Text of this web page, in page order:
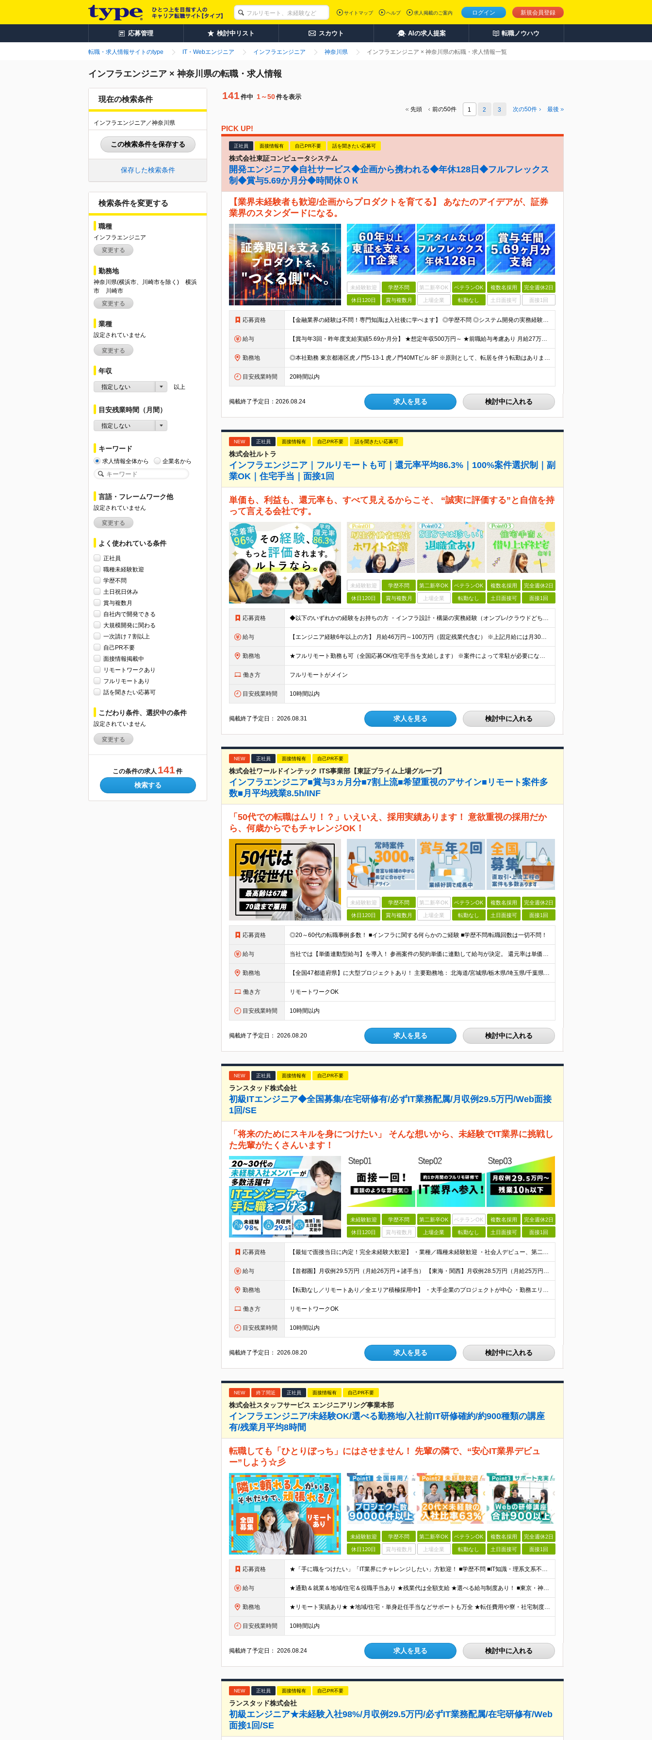
ログイン 新規会員登録
サイトマップ ヘルプ 求人掲載のご案内
応募管理 検討中リスト スカウト AIの求人提案 転職ノウハウ
転職・求人情報サイトのtype IT・Webエンジニア インフラエンジニア 神奈川県 インフラエンジニア × 神奈川県の転職・求人情報一覧
インフラエンジニア × 神奈川県の転職・求人情報
現在の検索条件
インフラエンジニア／神奈川県
この検索条件を保存する
保存した検索条件
検索条件を変更する
職種
インフラエンジニア
変更する
勤務地
神奈川県(横浜市、川崎市を除く)
横浜
市
川崎市
変更する
業種
設定されていません
変更する
年収
指定しない 以上
目安残業時間（月間）
指定しない
キーワード
求人情報全体から 企業名から
言語・フレームワーク他
設定されていません
変更する
よく使われている条件
正社員
職種未経験歓迎
学歴不問
土日祝日休み
賞与複数月
自社内で開発できる
大規模開発に関わる
一次請け７割以上
自己PR不要
面接情報掲載中
リモートワークあり
フルリモートあり
話を聞きたい応募可
こだわり条件、選択中の条件
設定されていません
変更する
この条件の求人 141 件
検索する
141 件中 1～50件を表示
先頭 前の50件 1 2 3 次の50件 最後
PICK UP!
正社員 面接情報有 自己PR不要 話を聞きたい応募可
株式会社東証コンピュータシステム
開発エンジニア◆自社サービス◆企画から携われる◆年休128日◆フルフレックス
制◆賞与5.69か月分◆時間休ＯＫ
【業界未経験者も歓迎/企画からプロダクトを育てる】 あなたのアイデアが、証券
業界のスタンダードになる。
未経験歓迎 学歴不問 第二新卒OK ベテランOK 複数名採用 完全週休2日
休日120日 賞与複数月 上場企業 転勤なし 土日面接可 面接1回
応募資格 【金融業界の経験は不問！専門知識は入社後に学べます】 ◎学歴不問 ◎システム開発の実務経験をお持ちの方 └3年以上・Java、C#いずれかの使用経験をお持ちの方を想定しております 【以下のような方は
給与 【賞与年3回・昨年度支給実績5.69か月分】 ★想定年収500万円～ ★前職給与考慮あり 月給27万円～59万円 +残業代全額支給(1分単位、監督職以下) +人事評価による賞与年2回（4月/10月）
勤務地 ◎本社勤務 東京都港区虎ノ門5-13-1 虎ノ門40MTビル 8F ※原則として、転居を伴う転勤はありません ※(変更の範囲)上記を除く当社関連勤務地
目安残業時間 20時間以内
掲載終了予定日：2026.08.24 求人を見る 検討中に入れる
NEW 正社員 面接情報有 自己PR不要 話を聞きたい応募可
株式会社ルトラ
インフラエンジニア｜フルリモートも可｜還元率平均86.3%｜100%案件選択制｜副
業OK｜住宅手当｜面接1回
単価も、利益も、還元率も、すべて見えるからこそ、 “誠実に評価する”と自信を持
って言える会社です。
未経験歓迎 学歴不問 第二新卒OK ベテランOK 複数名採用 完全週休2日
休日120日 賞与複数月 上場企業 転勤なし 土日面接可 面接1回
応募資格 ◆以下のいずれかの経験をお持ちの方 ・インフラ設計・構築の実務経験（オンプレ/クラウドどちらもOK） ・クラウド環境下での運用保守に関する実務経験 ◆学歴不問 ＜こんな方は特に歓迎します＞ ◎これま
給与 【エンジニア経験6年以上の方】 月給46万円～100万円（固定残業代含む） ※上記月給には月30時間分の固定残業代（月8万7,400円～月19万円）を含む。超過分は全額支給。 【エンジニア経験4年以
勤務地 ★フルリモート勤務も可（全国応募OK/住宅手当を支給します） ※案件によって常駐が必要になる場合があります。 ※希望がない限り、転勤はありません ※U・Iターン歓迎 ★ルトラの社員は全国各地で活躍中
働き方 フルリモートがメイン
目安残業時間 10時間以内
掲載終了予定日：2026.08.31 求人を見る 検討中に入れる
NEW 正社員 面接情報有 自己PR不要
株式会社ワールドインテック ITS事業部【東証プライム上場グループ】
インフラエンジニア■賞与3ヵ月分■7割上流■希望重視のアサイン■リモート案件多
数■月平均残業8.5h/INF
「50代での転職はムリ！？」いえいえ、採用実績あります！ 意欲重視の採用だか
ら、何歳からでもチャレンジOK！
未経験歓迎 学歴不問 第二新卒OK ベテランOK 複数名採用 完全週休2日
休日120日 賞与複数月 上場企業 転勤なし 土日面接可 面接1回
応募資格 ◎20～60代の転職事例多数！ ■インフラに関する何らかのご経験 ■学歴不問/転職回数は一切不問！
給与 当社では【単価連動型給与】を導入！ 参画案件の契約単価に連動して給与が決定。 還元率は単価の【70％～80％】と東証プライム上場グループとして高水準です！（社会保険料・教育コスト含む） ■関東：月給
勤務地 【全国47都道府県】に大型プロジェクトあり！ 主要勤務地： 北海道/宮城県/栃木県/埼玉県/千葉県/東京都/神奈川県/愛知県/大阪府/京都府/兵庫県/広島県/福岡県/熊本県 ※勤務エリアは、あなたの
働き方 リモートワークOK
目安残業時間 10時間以内
掲載終了予定日：2026.08.20 求人を見る 検討中に入れる
NEW 正社員 面接情報有 自己PR不要
ランスタッド株式会社
初級ITエンジニア◆全国募集/在宅研修有/必ずIT業務配属/月収例29.5万円/Web面接
1回/SE
「将来のためにスキルを身につけたい」 そんな想いから、未経験でIT業界に挑戦し
た先輩がたくさんいます！
未経験歓迎 学歴不問 第二新卒OK ベテランOK 複数名採用 完全週休2日
休日120日 賞与複数月 上場企業 転勤なし 土日面接可 面接1回
応募資格 【最短で面接当日に内定！完全未経験大歓迎】 ・業種／職種未経験歓迎 ・社会人デビュー、第二新卒、既卒者大歓迎 ・学歴不問（文系、理系不問） ・20代～30代、男女問わず活躍中 ・服装、髪色自由 ・明確
給与 【首都圏】月収例29.5万円（月給26万円＋諸手当） 【東海・関西】月収例28.5万円（月給25万円＋諸手当） 【九州】月収例26万円（月給23万円＋諸手当） ※経験・スキル・前職給与を踏まえ、総合
勤務地 【転勤なし／リモートあり／全エリア積極採用中】 ・大手企業のプロジェクトが中心 ・勤務エリアは希望を考慮し決定 ・研修はリモートメインで実施します ・U&Iターンの方も大歓迎◎ ＜主なエリア＞ ■首
働き方 リモートワークOK
目安残業時間 10時間以内
掲載終了予定日：2026.08.20 求人を見る 検討中に入れる
NEW 終了間近 正社員 面接情報有 自己PR不要
株式会社スタッフサービス エンジニアリング事業本部
インフラエンジニア/未経験OK/選べる勤務地/入社前IT研修確約/約900種類の講座
有/残業月平均8時間
転職しても「ひとりぼっち」にはさせません！ 先輩の隣で、“安心IT業界デビュ
ー”しよう☆彡
未経験歓迎 学歴不問 第二新卒OK ベテランOK 複数名採用 完全週休2日
休日120日 賞与複数月 上場企業 転勤なし 土日面接可 面接1回
応募資格 ★「手に職をつけたい」「IT業界にチャレンジしたい」方歓迎！ ■学歴不問 ■IT知識・理系文系不問！未経験・第二新卒OK ★ITサポート・IT事務やエンジニアの経験をお持ちの方は優遇します！ 地方在
給与 ★通勤＆就業＆地域/住宅＆役職手当あり ★残業代は全額支給 ★選べる給与制度あり！ ■東京・神奈川・千葉・埼玉勤務の場合 月給24.5万円～55万円＋諸手当 （残業代は全額支給） (20,000円の
勤務地 ★リモート実績あり★ ★地域/住宅・単身赴任手当などサポートも万全 ★転任費用や寮・社宅制度も完備しています ★勤務地については希望を考慮の上、決定します ★面接地エリアでの就業率92％以上！ 『地
目安残業時間 10時間以内
掲載終了予定日：2026.08.24 求人を見る 検討中に入れる
NEW 正社員 面接情報有 自己PR不要
ランスタッド株式会社
初級エンジニア★未経験入社98%/月収例29.5万円/必ずIT業務配属/在宅研修有/Web
面接1回/SE